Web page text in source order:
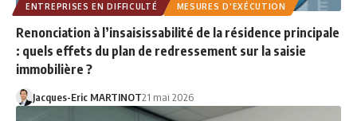
ENTREPRISES EN DIFFICULTÉ MESURES D'EXÉCUTION
Renonciation à l’insaisissabilité de la résidence principale
: quels effets du plan de redressement sur la saisie
immobilière ?
Jacques-Eric MARTINOT21 mai 2026